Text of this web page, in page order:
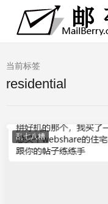
当前标签
residential
乱七八糟